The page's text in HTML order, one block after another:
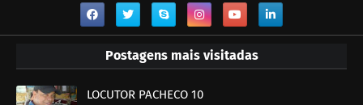
Postagens mais visitadas
LOCUTOR PACHECO 10